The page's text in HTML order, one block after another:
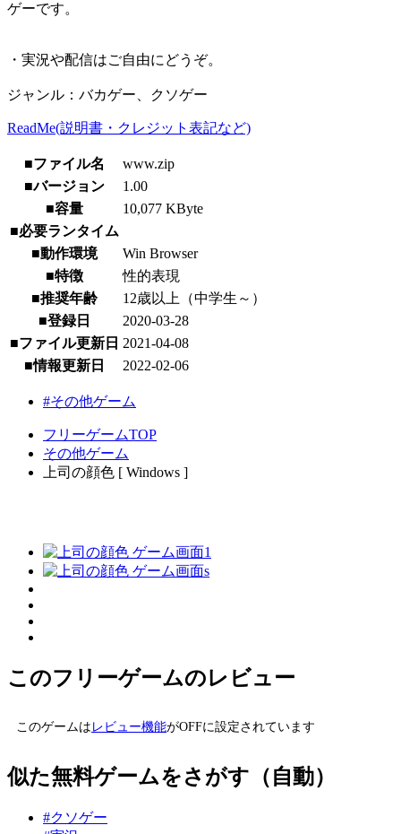
ゲーです。
・実況や配信はご自由にどうぞ。
ジャンル：バカゲー、クソゲー
ReadMe(説明書・クレジット表記など)
■ファイル名
www.zip
■バージョン
1.00
■容量
10,077 KByte
■必要ランタイム
■動作環境
Win Browser
■特徴
性的表現
■推奨年齢
12歳以上（中学生～）
■登録日
2020-03-28
■ファイル更新日 2021-04-08
■情報更新日
2022-02-06
#その他ゲーム
フリーゲームTOP
その他ゲーム
上司の顔色 [ Windows ]
このフリーゲームのレビュー
このゲームは レビュー機能がOFFに設定されています
似た無料ゲームをさがす（自動）
#クソゲー